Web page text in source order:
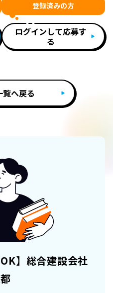
登録済みの方
ログインして応募す
る
へ戻る
】総合建設会社